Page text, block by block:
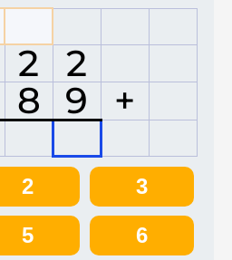
2
2
8 9 +
2 3
5 6